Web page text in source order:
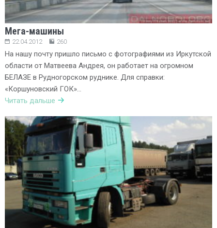
Мега-машины
22.04.2012 260
На нашу почту пришло письмо с фотографиями из Иркутской
области от Матвеева Андрея, он работает на огромном
БЕЛАЗЕ в Рудногорском руднике. Для справки:
«Коршуновский ГОК»…
Читать дальше